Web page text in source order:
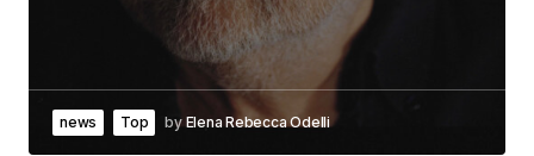
news Top by Elena Rebecca Odelli